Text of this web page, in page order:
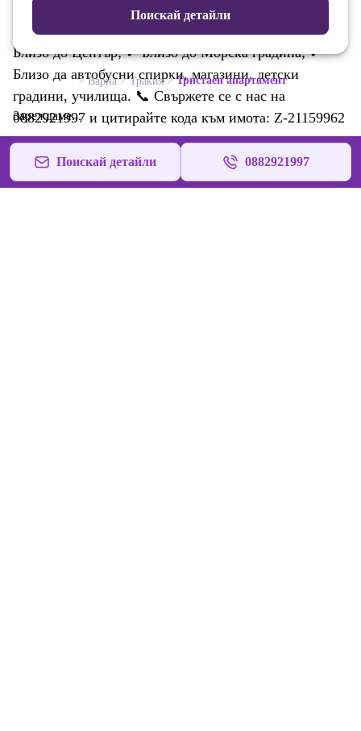
ежедневие. Готово е за нанасяне без нужда от
допълнителни инвестиции. ✨ ПРЕДИМСТВА: ✔
Близо до Център; ✔ Близо до Морска градина; ✔
Близо да автобусни спирки, магазини, детски
градини, училища. 📞 Свържете се с нас на
0882921997 и цитирайте кода към имота: Z-21159962
Поискай детайли
Варна Тракия Тристаен апартамент
Зареждаме...
Поискай детайли 0882921997